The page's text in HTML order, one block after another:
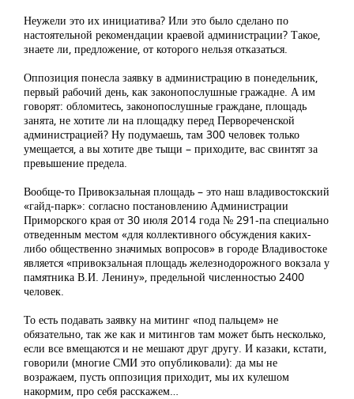
Неужели это их инициатива? Или это было сделано по
настоятельной рекомендации краевой администрации? Такое,
знаете ли, предложение, от которого нельзя отказаться.
Оппозиция понесла заявку в администрацию в понедельник,
первый рабочий день, как законопослушные гражадне. А им
говорят: обломитесь, законопослушные граждане, площадь
занята, не хотите ли на площадку перед Первореченской
администрацией? Ну подумаешь, там 300 человек только
умещается, а вы хотите две тыщи – приходите, вас свинтят за
превышение предела.
Вообще-то Привокзальная площадь – это наш владивостокский
«гайд-парк»: согласно постановлению Администрации
Приморского края от 30 июля 2014 года № 291-па специально
отведенным местом «для коллективного обсуждения каких-
либо общественно значимых вопросов» в городе Владивостоке
является «привокзальная площадь железнодорожного вокзала у
памятника В.И. Ленину», предельной численностью 2400
человек.
То есть подавать заявку на митинг «под пальцем» не
обязательно, так же как и митингов там может быть несколько,
если все вмещаются и не мешают друг другу. И казаки, кстати,
говорили (многие СМИ это опубликовали): да мы не
возражаем, пусть оппозиция приходит, мы их кулешом
накормим, про себя расскажем…